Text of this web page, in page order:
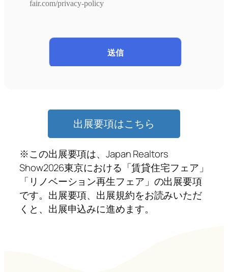
出展要項はこちら
※この出展要項は、Japan Realtors
Show2026東京における「賃貸住宅フェア」
「リノベーション再生フェア」の出展要項
です。出展要項、出展規約をお読みいただ
くと、出展申込みに進めます。